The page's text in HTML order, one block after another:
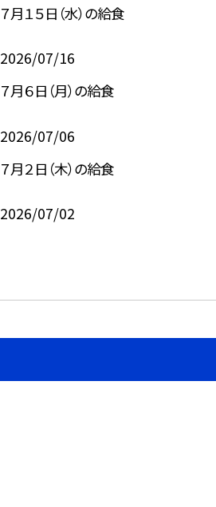
７月１５日（水）の給食
2026/07/16
７月６日（月）の給食
2026/07/06
７月２日（木）の給食
2026/07/02